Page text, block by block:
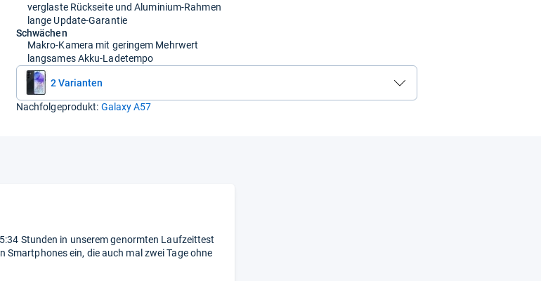
verglaste Rückseite und Aluminium-Rahmen
lange Update-Garantie
Schwächen
Makro-Kamera mit geringem Mehrwert
langsames Akku-Ladetempo
2 Varianten
Nachfolgeprodukt: Galaxy A57
Stunden in unserem genormten Laufzeittest
Smartphones ein, die auch mal zwei Tage ohne